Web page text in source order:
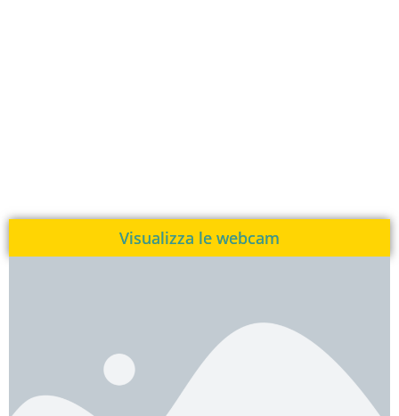
Visualizza le webcam